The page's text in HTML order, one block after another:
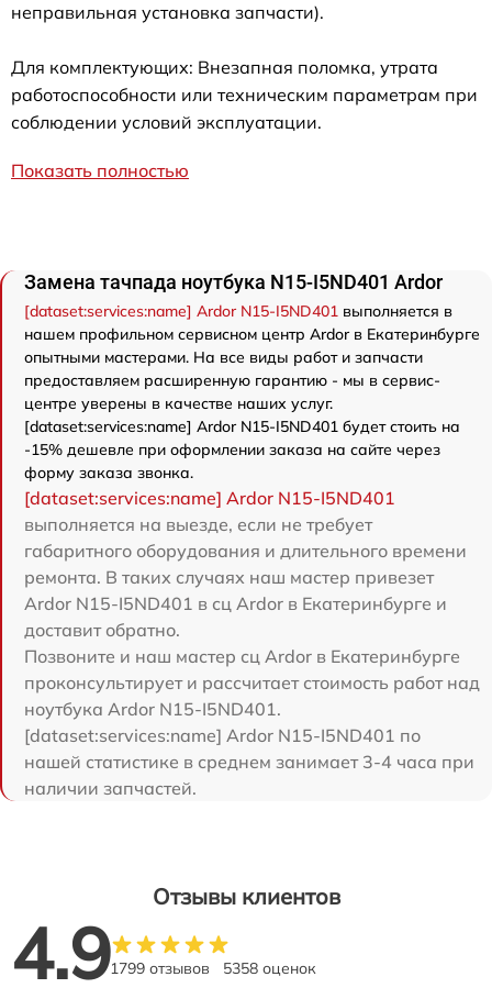
неправильная установка запчасти).
Для комплектующих: Внезапная поломка, утрата
работоспособности или техническим параметрам при
соблюдении условий эксплуатации.
Показать полностью
Замена тачпада ноутбука N15-I5ND401 Ardor
[dataset:services:name] Ardor N15-I5ND401 выполняется в
нашем профильном сервисном центр Ardor в Екатеринбурге
опытными мастерами. На все виды работ и запчасти
предоставляем расширенную гарантию - мы в сервис-
центре уверены в качестве наших услуг.
[dataset:services:name] Ardor N15-I5ND401 будет стоить на
-15% дешевле при оформлении заказа на сайте через
форму заказа звонка.
[dataset:services:name] Ardor N15-I5ND401
выполняется на выезде, если не требует
габаритного оборудования и длительного времени
ремонта. В таких случаях наш мастер привезет
Ardor N15-I5ND401 в сц Ardor в Екатеринбурге и
доставит обратно.
Позвоните и наш мастер сц Ardor в Екатеринбурге
проконсультирует и рассчитает стоимость работ над
ноутбука Ardor N15-I5ND401.
[dataset:services:name] Ardor N15-I5ND401 по
нашей статистике в среднем занимает 3-4 часа при
наличии запчастей.
Отзывы клиентов
4.91799 отзывов 5358 оценок